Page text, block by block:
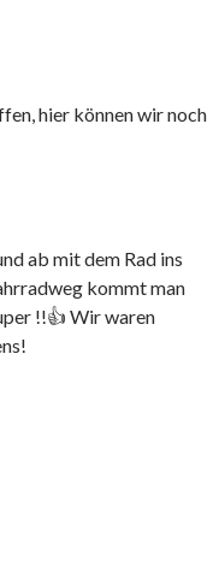
hier können wir noch
ab mit dem Rad ins
kommt man
!!👍 Wir waren